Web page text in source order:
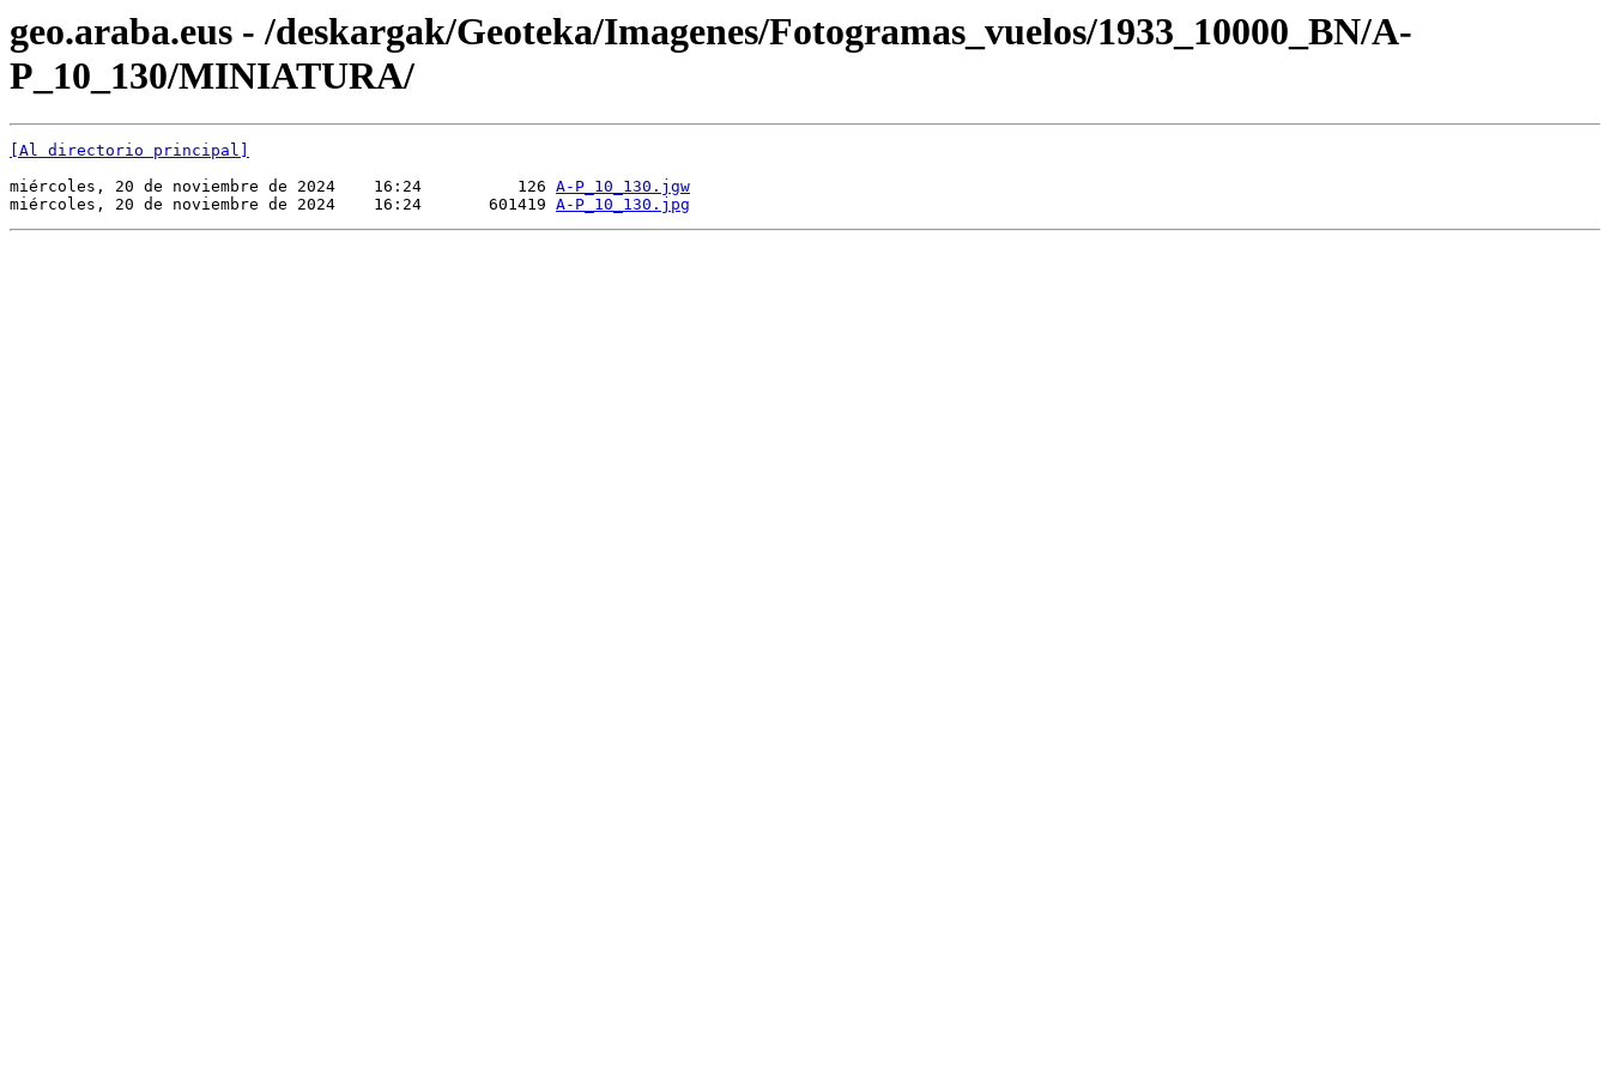
geo.araba.eus - /deskargak/Geoteka/Imagenes/Fotogramas_vuelos/1933_10000_BN/A-
P_10_130/MINIATURA/
[Al directorio principal]
miércoles, 20 de noviembre de 2024    16:24          126 A-P_10_130.jgw
miércoles, 20 de noviembre de 2024    16:24       601419 A-P_10_130.jpg